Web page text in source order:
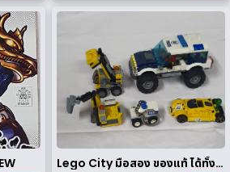
Lego City มือสอง ของแท้ ได้ทั้งหมดตามรูป